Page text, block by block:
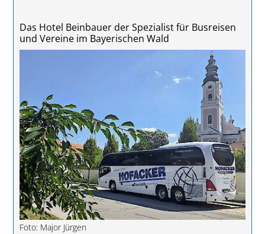
Das Hotel Beinbauer der Spezialist für Busreisen
und Vereine im Bayerischen Wald
Foto: Major Jürgen